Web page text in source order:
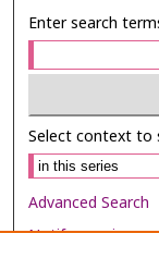
Enter search
Select context to
Advanced Search
Notify me via